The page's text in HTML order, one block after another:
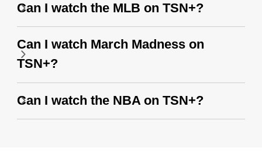
Can I watch the MLB on TSN+?
Can I watch March Madness on
TSN+?
Can I watch the NBA on TSN+?